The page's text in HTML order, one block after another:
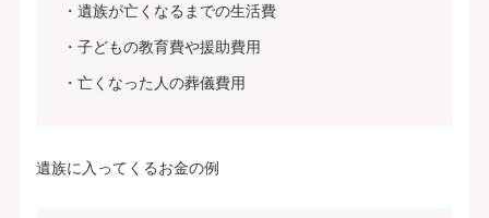
遺族が亡くなるまでの生活費
子どもの教育費や援助費用
亡くなった人の葬儀費用
遺族に入ってくるお金の例